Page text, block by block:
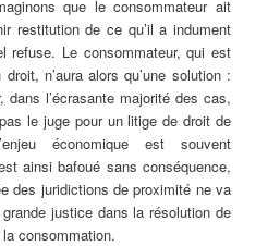
que le consommateur ait
restitution de ce qu’il a indument
refuse. Le consommateur, qui est
n’aura alors qu’une solution :
dans l’écrasante majorité des cas,
le juge pour un litige de droit de
économique est souvent
ainsi bafoué sans conséquence,
des juridictions de proximité ne va
justice dans la résolution de
consommation.